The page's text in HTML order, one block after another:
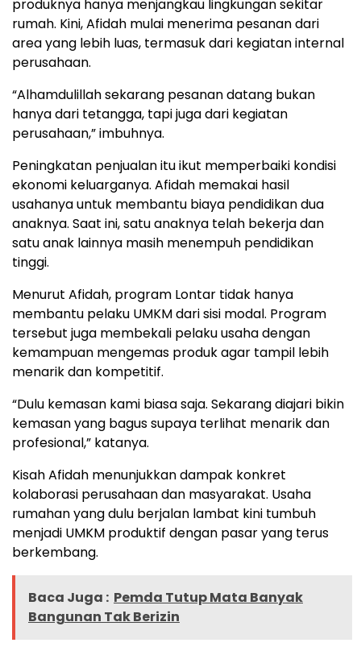
produknya hanya menjangkau lingkungan sekitar
rumah. Kini, Afidah mulai menerima pesanan dari
area yang lebih luas, termasuk dari kegiatan internal
perusahaan.
“Alhamdulillah sekarang pesanan datang bukan
hanya dari tetangga, tapi juga dari kegiatan
perusahaan,” imbuhnya.
Peningkatan penjualan itu ikut memperbaiki kondisi
ekonomi keluarganya. Afidah memakai hasil
usahanya untuk membantu biaya pendidikan dua
anaknya. Saat ini, satu anaknya telah bekerja dan
satu anak lainnya masih menempuh pendidikan
tinggi.
Menurut Afidah, program Lontar tidak hanya
membantu pelaku UMKM dari sisi modal. Program
tersebut juga membekali pelaku usaha dengan
kemampuan mengemas produk agar tampil lebih
menarik dan kompetitif.
“Dulu kemasan kami biasa saja. Sekarang diajari bikin
kemasan yang bagus supaya terlihat menarik dan
profesional,” katanya.
Kisah Afidah menunjukkan dampak konkret
kolaborasi perusahaan dan masyarakat. Usaha
rumahan yang dulu berjalan lambat kini tumbuh
menjadi UMKM produktif dengan pasar yang terus
berkembang.
Baca Juga : Pemda Tutup Mata Banyak
Bangunan Tak Berizin